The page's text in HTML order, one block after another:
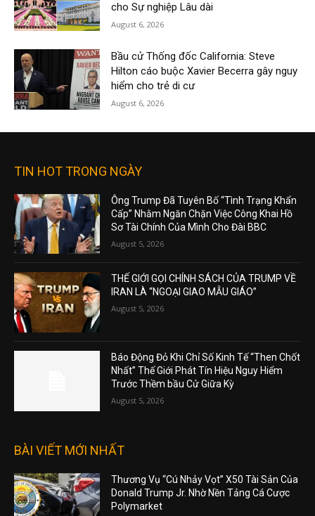
cho Sự nghiệp Lâu dài
August 6, 2026
Bầu cử Thống đốc California: Steve
Hilton cáo buộc Xavier Becerra gây nguy
hiểm cho trẻ di cư
August 6, 2026
TIN HOT TRONG NGÀY
Ông Trump Đã Tuyên Bố “Tình Trạng Khẩn
Cấp” Nhằm Ngăn Chặn Việc Công Khai Hồ
Sơ Tài Chính Của Mình Cho Đài BBC
August 5, 2026
THẾ GIỚI GỌI CHÍNH SÁCH CỦA TRUMP VỀ
IRAN LÀ “NGOẠI GIAO MẪU GIÁO”
August 5, 2026
Báo Động Đỏ Khi Chỉ Số Kinh Tế “Then Chốt
Nhất” Thế Giới Phát Tín Hiệu Nguy Hiểm
Trước Thềm bầu Cử Giữa Kỳ
August 5, 2026
BÀI VIẾT MỚI NHẤT
Thương Vụ “Cú Nhảy Vọt” X50 Tài Sản Của
Donald Trump Jr. Nhờ Nền Tảng Cá Cược
Polymarket